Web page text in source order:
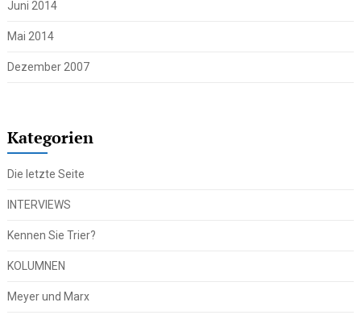
Juni 2014
Mai 2014
Dezember 2007
Kategorien
Die letzte Seite
INTERVIEWS
Kennen Sie Trier?
KOLUMNEN
Meyer und Marx